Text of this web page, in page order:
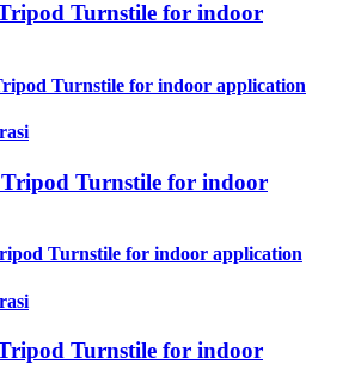
Turnstile for indoor
Turnstile for indoor
Turnstile for indoor